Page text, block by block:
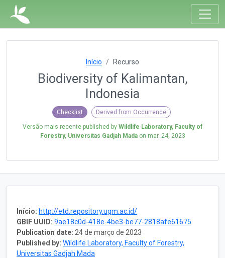
Início Recurso
Biodiversity of Kalimantan,
Indonesia
Checklist Derived from Occurrence
Versão mais recente published by Wildlife Laboratory, Faculty of
Forestry, Universitas Gadjah Madaon mar. 24, 2023
Início: http://etd.repository.ugm.ac.id/
GBIF UUID: 9ae18c0d-418e-4be3-be77-2818afe61675
Publication date: 24 de março de 2023
Published by: Wildlife Laboratory, Faculty of Forestry,
Universitas Gadjah Mada